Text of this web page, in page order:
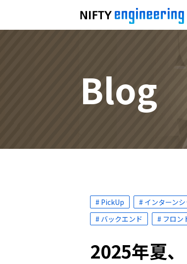
Blog
# PickUp # インターン
# バックエンド
# フロン
2025年夏